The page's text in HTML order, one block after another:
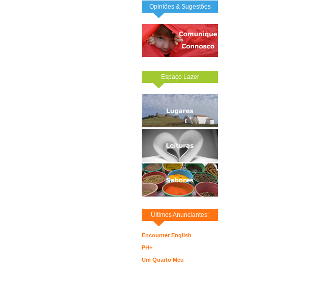
Opiniões & Sugestões
Espaço Lazer
Últimos Anunciantes:
Encounter English
PH+
Um Quarto Meu